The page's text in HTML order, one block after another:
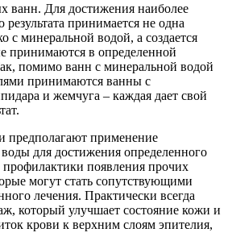
ванн. Для достижения наиболее
принимается не одна
с минеральной водой, а создается
принимаются в определенной
помимо ванн с минеральной водой
принимаются ванны с
и жемчуга – каждая дает свой
предполагают применение
для достижения определенного
профилактики появления прочих
могут стать сопутствующими
лечения. Практически всегда
который улучшает состояние кожи и
крови к верхним слоям эпителия,